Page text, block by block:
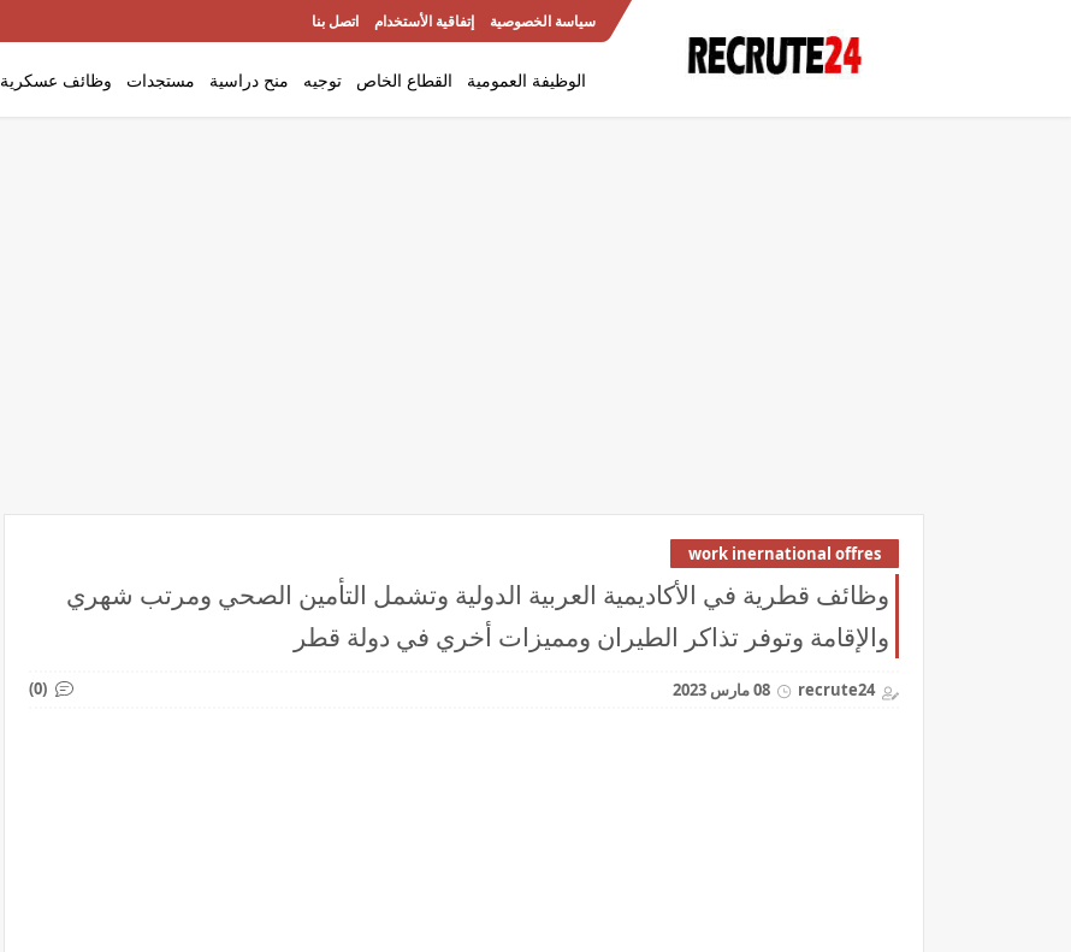
سياسة الخصوصية إتفاقية الأستخدام اتصل بنا
الوظيفة العمومية القطاع الخاص توجيه منح دراسية مستجدات وظائف عسكرية
work inernational offres
وظائف قطرية في الأكاديمية العربية الدولية وتشمل التأمين الصحي ومرتب شهري
والإقامة وتوفر تذاكر الطيران ومميزات أخري في دولة قطر
recrute24 08 مارس 2023 (0)